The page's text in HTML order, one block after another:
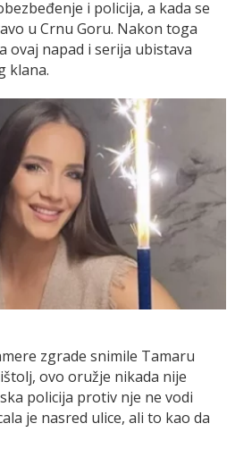
i policija, a kada se
u Crnu Goru. Nakon toga
ovaj napad i serija ubistava
klana.
zgrade snimile Tamaru
ovo oružje nikada nije
policija protiv nje ne vodi
je nasred ulice, ali to kao da